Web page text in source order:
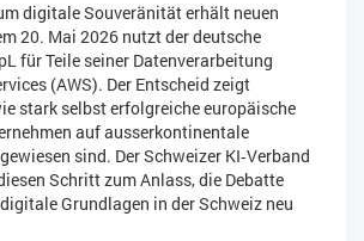
digitale Souveränität erhält neuen
20. Mai 2026 nutzt der deutsche
für Teile seiner Datenverarbeitung
(AWS). Der Entscheid zeigt
stark selbst erfolgreiche europäische
auf ausserkontinentale
sind. Der Schweizer KI‑Verband
Schritt zum Anlass, die Debatte
Grundlagen in der Schweiz neu